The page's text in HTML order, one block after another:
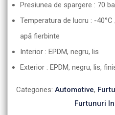
Presiunea de spargere : 70
Temperatura de lucru : -
apă fierbinte
Interior : EPDM, negru, lis
Exterior : EPDM, negru, lis,
Categories: Automotive,
Furtunuri